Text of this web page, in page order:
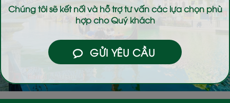
Chúng tôi sẽ kết nối và hỗ trợ tư vấn các lựa chọn phù
hợp cho Quý khách
GỬI YÊU CẦU